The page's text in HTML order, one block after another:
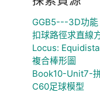
GGB5---3D功能
扣球路徑求直線
Locus:
複合棒形圖
Book10-Unit7-
C60足球模型